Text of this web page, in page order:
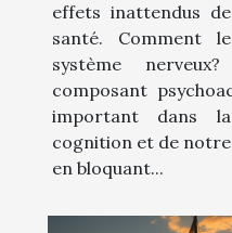
effets inattendus
santé. Comment
système
composant
important dans
cognition et de
en bloquant...